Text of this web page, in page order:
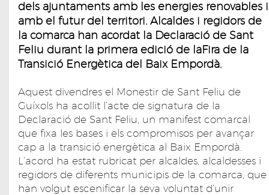
dels ajuntaments amb les energies renovables i
amb el futur del territori. Alcaldes i regidors de
la comarca han acordat la Declaració de Sant
Feliu durant la primera edició de laFira de la
Transició Energètica del Baix Empordà.
Aquest divendres el Monestir de Sant Feliu de
Guíxols ha acollit l’acte de signatura de la
Declaració de Sant Feliu, un manifest comarcal
que fixa les bases i els compromisos per avançar
cap a la transició energètica al Baix Empordà.
L’acord ha estat rubricat per alcaldes, alcaldesses i
regidors de diferents municipis de la comarca, que
han volgut escenificar la seva voluntat d’unir